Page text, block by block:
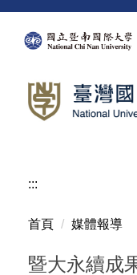
跳
:::
首頁 媒體報導
暨大永續成